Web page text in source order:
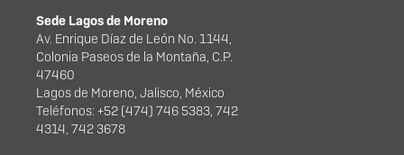
Sede Lagos de Moreno
Av. Enrique Díaz de León No. 1144,
Colonia Paseos de la Montaña, C.P.
47460
Lagos de Moreno, Jalisco, México
Teléfonos: +52 (474) 746 5383, 742
4314, 742 3678